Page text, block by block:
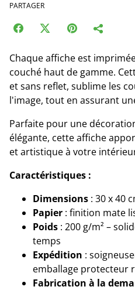
PARTAGER
Chaque affiche est
couché haut de gamme.
et sans reflet, sublime les
l'image, tout en assurant
Parfaite pour une
élégante, cette affiche
et artistique à votre
Caractéristiques :
Dimensions : 30 x 40
Papier : finition mate
Poids : 200 g/m² –
temps
Expédition :
emballage protecteur
Fabrication à la